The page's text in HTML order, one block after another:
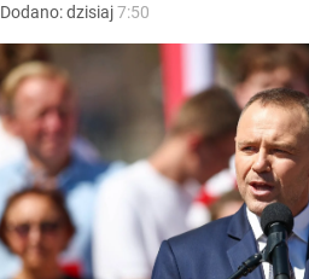
Dodano:dzisiaj7:50